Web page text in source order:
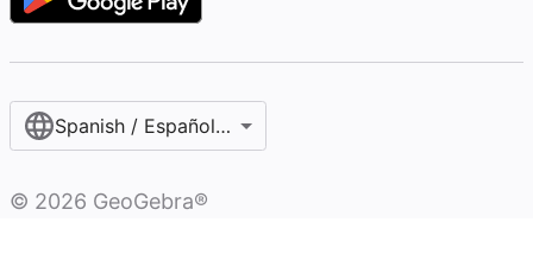
Spanish / Español (internacional)
© 2026 GeoGebra®